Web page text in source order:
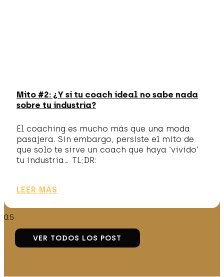
Mito #2: ¿Y si tu coach ideal no sabe nada
sobre tu industria?
El coaching es mucho más que una moda
pasajera. Sin embargo, persiste el mito de
que solo te sirve un coach que haya ‘vivido’
tu industria… TL;DR:
LEER MÁS
VER TODOS LOS POST